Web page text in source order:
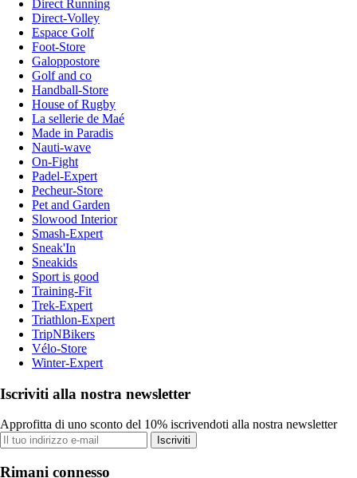
Direct Running
Direct-Volley
Espace Golf
Foot-Store
Galoppostore
Golf and co
Handball-Store
House of Rugby
La sellerie de Maé
Made in Paradis
Nauti-wave
On-Fight
Padel-Expert
Pecheur-Store
Pet and Garden
Slowood Interior
Smash-Expert
Sneak'In
Sneakids
Sport is good
Training-Fit
Trek-Expert
Triathlon-Expert
TripNBikers
Vélo-Store
Winter-Expert
Iscriviti alla nostra newsletter
Approfitta di uno sconto del 10% iscrivendoti alla nostra newsletter
Iscriviti
Rimani connesso